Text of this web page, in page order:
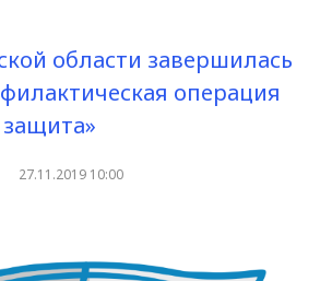
области завершилась
операция
27.11.2019 10:00